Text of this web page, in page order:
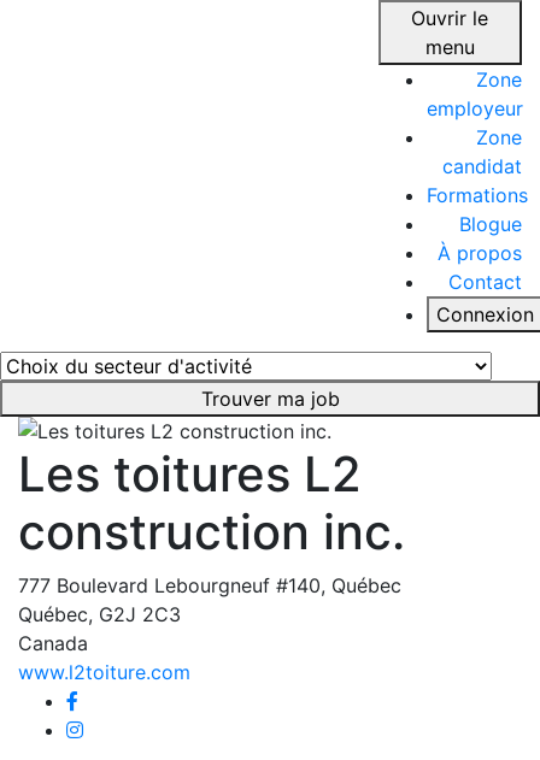
Ouvrir le
menu
Zone
employeur
Zone
candidat
Formations
Blogue
À propos
Contact
Connexion
Trouver ma job
Les toitures L2
construction inc.
777 Boulevard Lebourgneuf #140, Québec
Québec, G2J 2C3
Canada
www.l2toiture.com